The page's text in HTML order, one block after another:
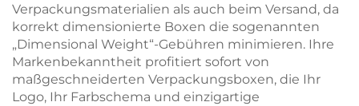
Verpackungsmaterialien als auch beim Versand, da
korrekt dimensionierte Boxen die sogenannten
„Dimensional Weight“-Gebühren minimieren. Ihre
Markenbekanntheit profitiert sofort von
maßgeschneiderten Verpackungsboxen, die Ihr
Logo, Ihr Farbschema und einzigartige